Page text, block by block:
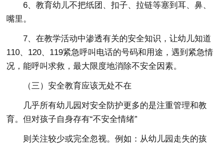
6、教育幼儿不把纸团、扣子、拉链等塞到耳、鼻、
嘴里。
7、在教学活动中渗透有关的安全知识，让幼儿知道
110、120、119紧急呼叫电话的号码和用途，遇到紧急情
况，能呼叫求救，最大限度地消除不安全因素。
（三）安全教育应该无处不在
几乎所有幼儿园对安全防护更多的是注重管理和教
育。但对孩子自身存有“不安全情绪”
则关注较少或完全忽视。例如：从幼儿园走失的孩